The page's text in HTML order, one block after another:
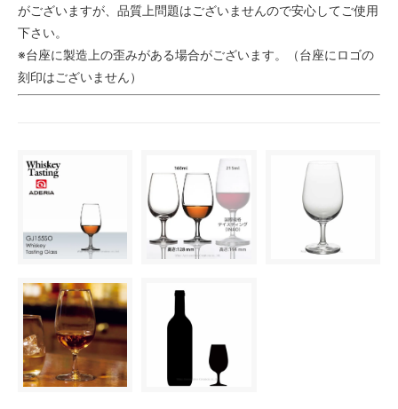
がございますが、品質上問題はございませんので安心してご使用
下さい。
※台座に製造上の歪みがある場合がございます。（台座にロゴの
刻印はございません）